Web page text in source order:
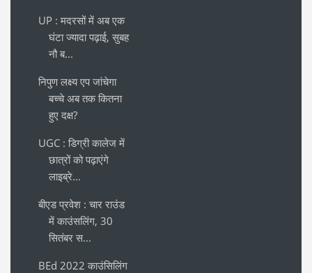
UP : मदरसों में अब एक
घंटा ज्यादा पढ़ाई, सुबह
नौ ब...
निपुण लक्ष्य एप जांचेगा
बच्चे अब तक कितना
हुए दक्ष?
UGC : डिग्री कालेज में
छात्रों को पढ़ाएंगे
लाइब्रे...
बीएड प्रवेश : चार राउंड
में काउंसलिंग, 30
सितंबर स...
BEd 2022 काउंसिलिंग